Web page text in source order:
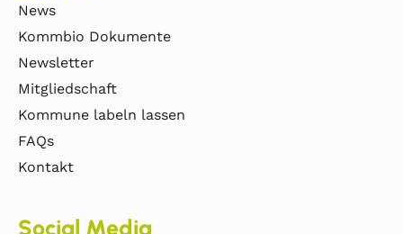
News
Kommbio Dokumente
Newsletter
Mitgliedschaft
Kommune labeln lassen
FAQs
Kontakt
Social Media